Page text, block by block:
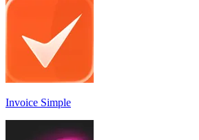
Invoice Simple